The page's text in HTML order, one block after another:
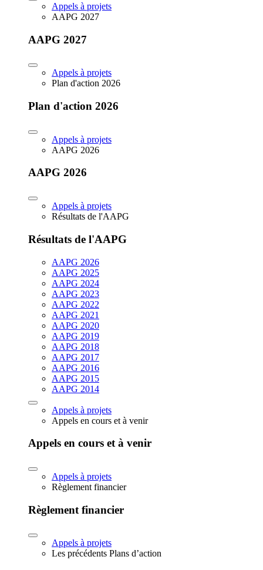
Appels à projets
AAPG 2027
AAPG 2027
Appels à projets
Plan d'action 2026
Plan d'action 2026
Appels à projets
AAPG 2026
AAPG 2026
Appels à projets
Résultats de l'AAPG
Résultats de l'AAPG
AAPG 2026
AAPG 2025
AAPG 2024
AAPG 2023
AAPG 2022
AAPG 2021
AAPG 2020
AAPG 2019
AAPG 2018
AAPG 2017
AAPG 2016
AAPG 2015
AAPG 2014
Appels à projets
Appels en cours et à venir
Appels en cours et à venir
Appels à projets
Règlement financier
Règlement financier
Appels à projets
Les précédents Plans d’action